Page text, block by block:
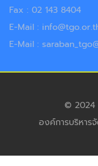
Fax : 02 143 8404
E-Mail :
E-Mail :
© 2024
องค์การบริหาร